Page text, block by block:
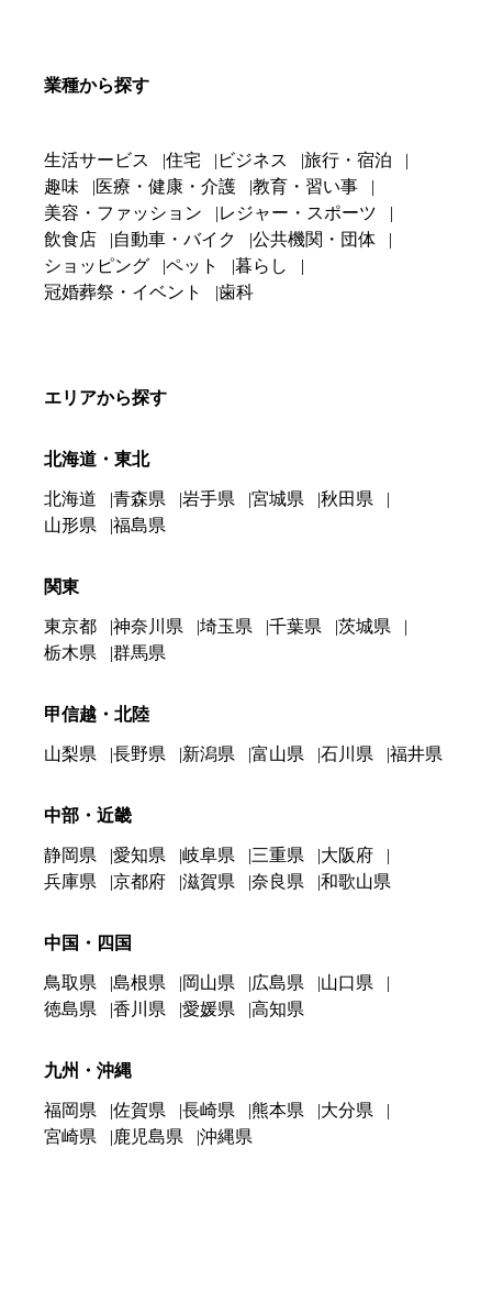
業種から探す
生活サービス 住宅 ビジネス
旅行・宿泊
趣味
医療・健康・介護
教育・習い事
美容・ファッション
レジャー・スポーツ
飲食店
自動車・バイク
公共機関・団体
ショッピング
ペット
暮らし
冠婚葬祭・イベント
歯科
エリアから探す
北海道・東北
北海道 青森県 岩手県 宮城県
秋田県
山形県
福島県
関東
東京都 神奈川県 埼玉県 千葉県
茨城県
栃木県
群馬県
甲信越・北陸
山梨県 長野県 新潟県 富山県 石川県 福井県
中部・近畿
静岡県 愛知県 岐阜県 三重県
大阪府
兵庫県
京都府 滋賀県 奈良県 和歌山県
中国・四国
鳥取県 島根県 岡山県 広島県
山口県
徳島県
香川県 愛媛県 高知県
九州・沖縄
福岡県 佐賀県 長崎県 熊本県
大分県
宮崎県
鹿児島県 沖縄県